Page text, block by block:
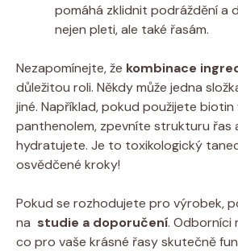
pomáhá zklidnit podráždění a
⁣nejen ⁣pleti, ale také řasám.
Nezapomínejte, že⁣ kombinace
důležitou roli. Někdy může jedna⁢
jiné. Například, pokud použijete biotin
panthenolem, zpevníte strukturu ⁢řas
⁢hydratujete. ‍Je to‍ toxikologický
osvědčené⁣ kroky!
Pokud se rozhodujete pro výrobek,
na ‌ studie a doporučení. Odborníci
co pro vaše​ krásné řasy skutečně